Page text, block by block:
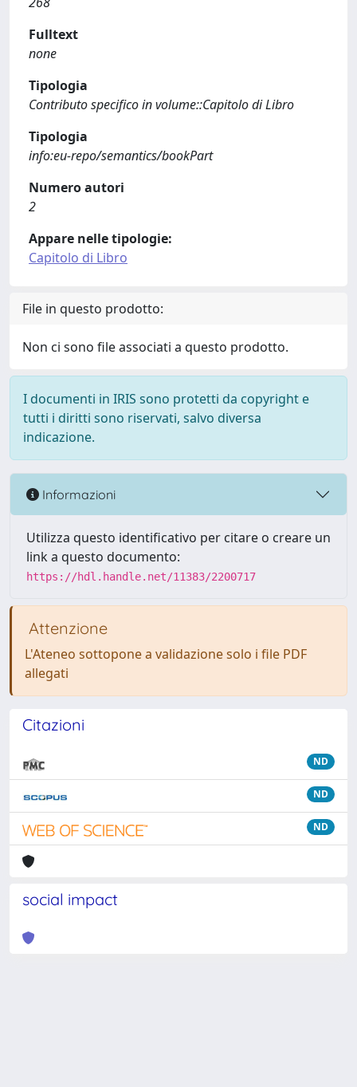
Fulltext
none
Tipologia
Contributo specifico in volume::Capitolo di Libro
Tipologia
info:eu-repo/semantics/bookPart
Numero autori
2
Appare nelle tipologie:
Capitolo di Libro
File in questo prodotto:
Non ci sono file associati a questo prodotto.
I documenti in IRIS sono protetti da copyright e
tutti i diritti sono riservati, salvo diversa
indicazione.
Informazioni
Utilizza questo identificativo per citare o creare un
link a questo documento:
https://hdl.handle.net/11383/2200717
Attenzione
L'Ateneo sottopone a validazione solo i file PDF
allegati
Citazioni
ND
ND
ND
social impact